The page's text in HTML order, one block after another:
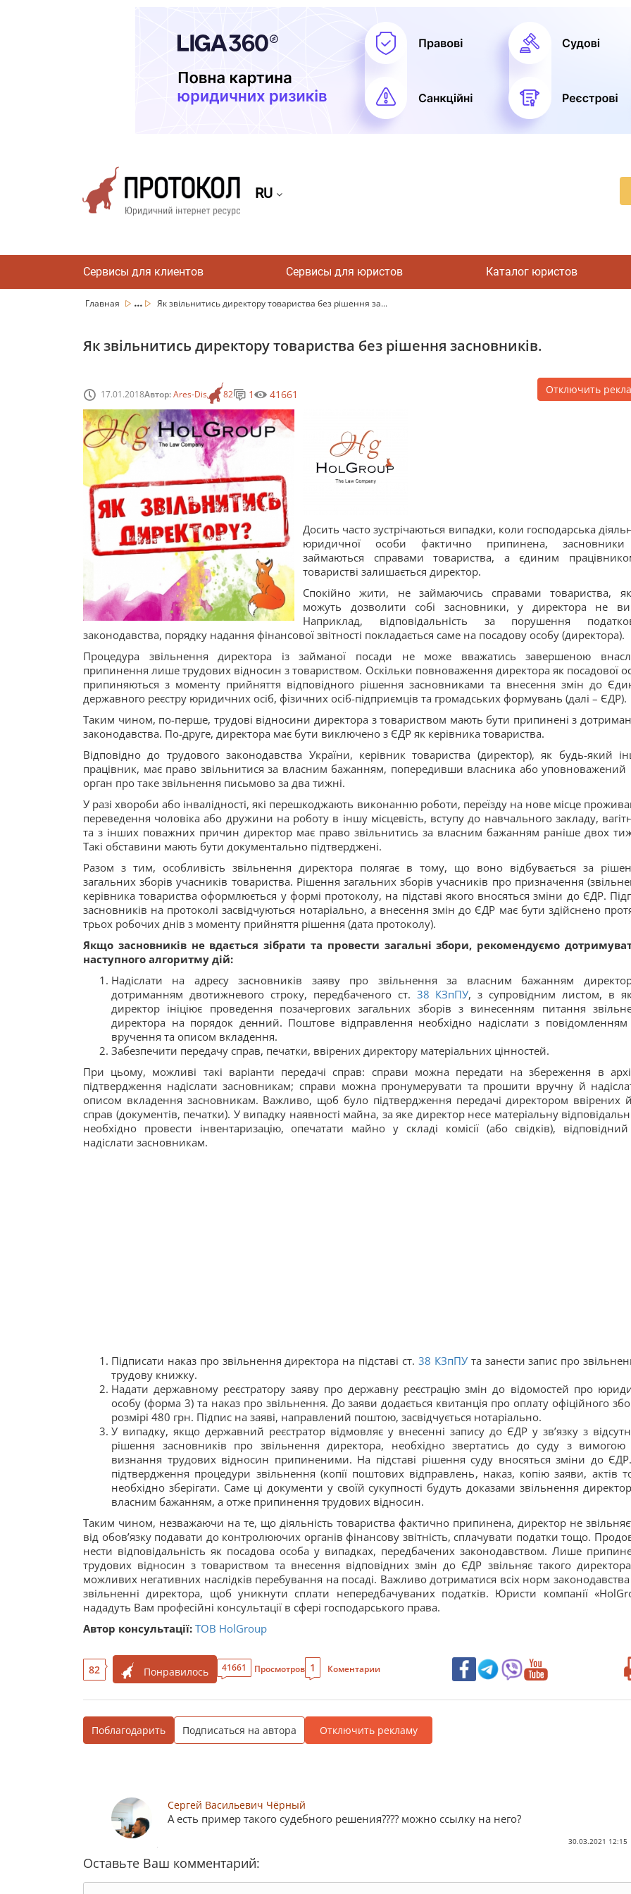
RU
Сервисы для клиентов Сервисы для юристов Каталог юристов
Главная ... Як звільнитись директору товариства без рішення за...
Як звільнитись директору товариства без рішення засновників.
17.01.2018Автор:Ares-Dis 82 1 41661 Отключить
Досить часто зустрічаються випадки, коли господарська
юридичної особи фактично припинена,
займаються справами товариства, а єдиним
товаристві залишається директор.
Спокійно жити, не займаючись справами товариства,
можуть дозволити собі засновники, у директора не
Наприклад, відповідальність за порушення
законодавства, порядку надання фінансової звітності покладається саме на посадову особу (директора).
Процедура звільнення директора із займаної посади не може вважатись завершеною
припинення лише трудових відносин з товариством. Оскільки повноваження директора як посадової
припиняються з моменту прийняття відповідного рішення засновниками та внесення змін до
державного реєстру юридичних осіб, фізичних осіб-підприємців та громадських формувань (далі – ЄДР).
Таким чином, по-перше, трудові відносини директора з товариством мають бути припинені з
законодавства. По-друге, директора має бути виключено з ЄДР як керівника товариства.
Відповідно до трудового законодавства України, керівник товариства (директор), як будь-який
працівник, має право звільнитися за власним бажанням, попередивши власника або
орган про таке звільнення письмово за два тижні.
У разі хвороби або інвалідності, які перешкоджають виконанню роботи, переїзду на нове місце
переведення чоловіка або дружини на роботу в іншу місцевість, вступу до навчального закладу,
та з інших поважних причин директор має право звільнитись за власним бажанням раніше двох
Такі обставини мають бути документально підтверджені.
Разом з тим, особливість звільнення директора полягає в тому, що воно відбувається за
загальних зборів учасників товариства. Рішення загальних зборів учасників про призначення
керівника товариства оформлюється у формі протоколу, на підставі якого вносяться зміни до ЄДР.
засновників на протоколі засвідчуються нотаріально, а внесення змін до ЄДР має бути здійснено
трьох робочих днів з моменту прийняття рішення (дата протоколу).
Якщо засновників не вдається зібрати та провести загальні збори, рекомендуємо
наступного алгоритму дій:
Надіслати на адресу засновників заяву про звільнення за власним бажанням
дотриманням двотижневого строку, передбаченого ст. 38 КЗпПУ, з супровідним листом, в
директор ініціює проведення позачергових загальних зборів з винесенням питання
директора на порядок денний. Поштове відправлення необхідно надіслати з
вручення та описом вкладення.
Забезпечити передачу справ, печатки, ввірених директору матеріальних цінностей.
При цьому, можливі такі варіанти передачі справ: справи можна передати на збереження в
підтвердження надіслати засновникам; справи можна пронумерувати та прошити вручну й
описом вкладення засновникам. Важливо, щоб було підтвердження передачі директором ввірених
справ (документів, печатки). У випадку наявності майна, за яке директор несе матеріальну
необхідно провести інвентаризацію, опечатати майно у складі комісії (або свідків),
надіслати засновникам.
Підписати наказ про звільнення директора на підставі ст. 38 КЗпПУта занести запис про
трудову книжку.
Надати державному реєстратору заяву про державну реєстрацію змін до відомостей про
особу (форма 3) та наказ про звільнення. До заяви додається квитанція про оплату офіційного
розмірі 480 грн. Підпис на заяві, направлений поштою, засвідчується нотаріально.
У випадку, якщо державний реєстратор відмовляє у внесенні запису до ЄДР у зв’язку з
рішення засновників про звільнення директора, необхідно звертатись до суду з
визнання трудових відносин припиненими. На підставі рішення суду вносяться зміни до
підтвердження процедури звільнення (копії поштових відправлень, наказ, копію заяви, актів
необхідно зберігати. Саме ці документи у своїй сукупності будуть доказами звільнення
власним бажанням, а отже припинення трудових відносин.
Таким чином, незважаючи на те, що діяльність товариства фактично припинена, директор не
від обов’язку подавати до контролюючих органів фінансову звітність, сплачувати податки тощо.
нести відповідальність як посадова особа у випадках, передбачених законодавством. Лише
трудових відносин з товариством та внесення відповідних змін до ЄДР звільняє такого
можливих негативних наслідків перебування на посаді. Важливо дотриматися всіх норм
звільненні директора, щоб уникнути сплати непередбачуваних податків. Юристи компанії
нададуть Вам професійні консультації в сфері господарського права.
Автор консультації: ТОВ HolGroup
82 Понравилось 41661 Просмотров 1 Коментарии
Поблагодарить Подписаться на автора Отключить рекламу
Сергей Васильевич Чёрный
А есть пример такого судебного решения???? можно ссылку на него?
30.03.2021 12:15
Оставьте Ваш комментарий: